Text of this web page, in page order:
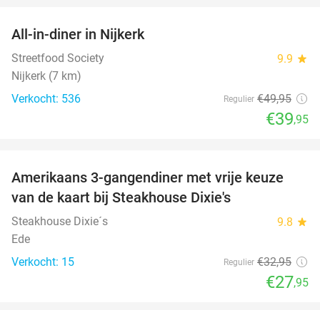
All-in-diner in Nijkerk
Streetfood Society 9.9 star
Nijkerk (7 km)
Verkocht: 536
Regulier €49,95
€39,95
15%
TODAY
Amerikaans 3-gangendiner met vrije keuze
van de kaart bij Steakhouse Dixie's
Steakhouse Dixie´s 9.8 star
Ede
Verkocht: 15
Regulier €32,95
€27,95